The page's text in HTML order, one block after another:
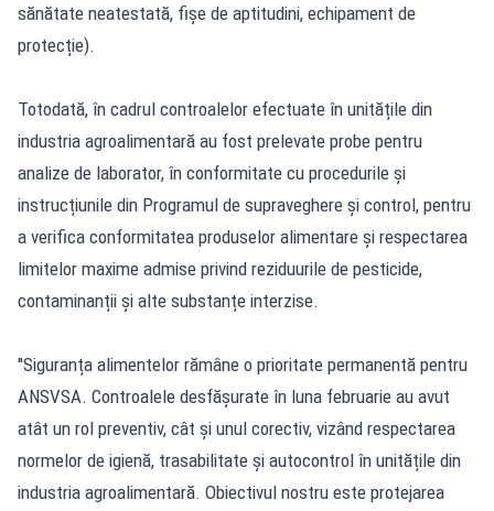
sănătate neatestată, fișe de aptitudini, echipament de
protecție).
Totodată, în cadrul controalelor efectuate în unitățile din
industria agroalimentară au fost prelevate probe pentru
analize de laborator, în conformitate cu procedurile și
instrucțiunile din Programul de supraveghere și control, pentru
a verifica conformitatea produselor alimentare și respectarea
limitelor maxime admise privind reziduurile de pesticide,
contaminanții și alte substanțe interzise.
''Siguranța alimentelor rămâne o prioritate permanentă pentru
ANSVSA. Controalele desfășurate în luna februarie au avut
atât un rol preventiv, cât și unul corectiv, vizând respectarea
normelor de igienă, trasabilitate și autocontrol în unitățile din
industria agroalimentară. Obiectivul nostru este protejarea